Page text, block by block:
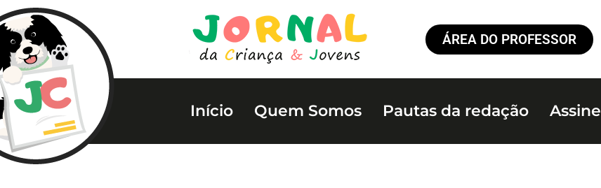
ÁREA DO PROFESSOR
Início Quem Somos Pautas da redação Assine